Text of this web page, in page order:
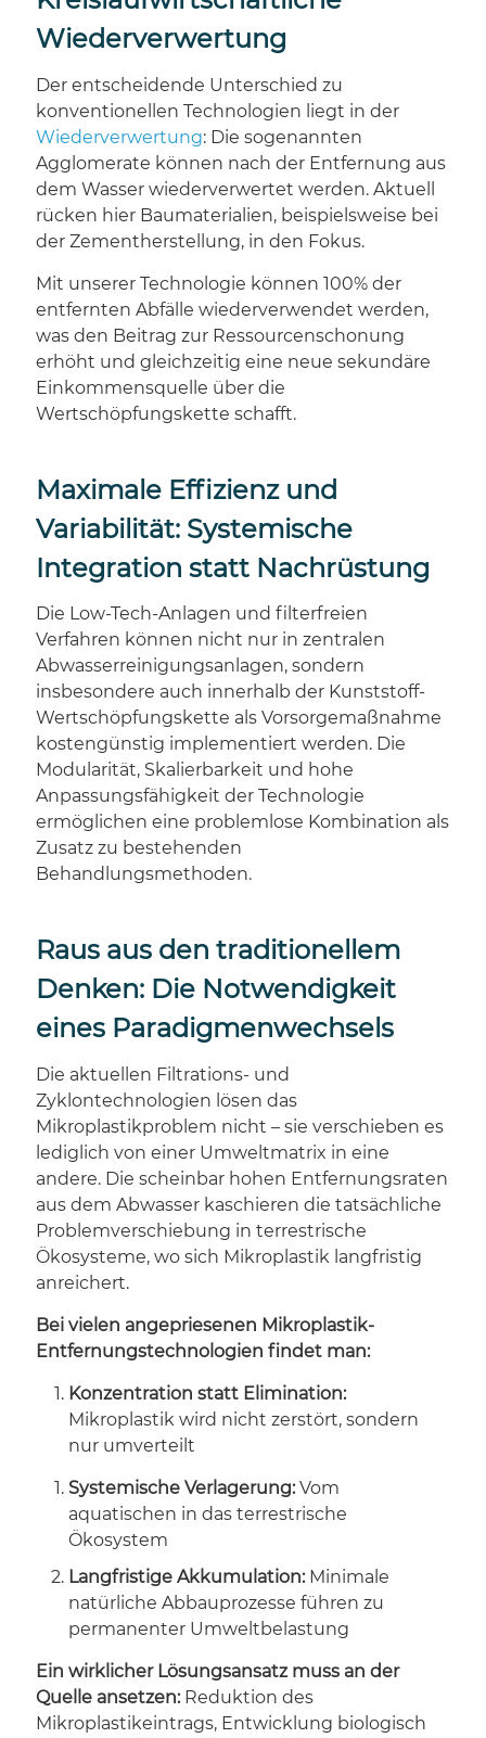
Wiederverwertung
Der entscheidende Unterschied zu
konventionellen Technologien liegt in der
Wiederverwertung: Die sogenannten
Agglomerate können nach der Entfernung aus
dem Wasser wiederverwertet werden. Aktuell
rücken hier Baumaterialien, beispielsweise bei
der Zementherstellung, in den Fokus.
Mit unserer Technologie können 100% der
entfernten Abfälle wiederverwendet werden,
was den Beitrag zur Ressourcenschonung
erhöht und gleichzeitig eine neue sekundäre
Einkommensquelle über die
Wertschöpfungskette schafft.
Maximale Effizienz und
Variabilität: Systemische
Integration statt Nachrüstung
Die Low-Tech-Anlagen und filterfreien
Verfahren können nicht nur in zentralen
Abwasserreinigungsanlagen, sondern
insbesondere auch innerhalb der Kunststoff-
Wertschöpfungskette als Vorsorgemaßnahme
kostengünstig implementiert werden. Die
Modularität, Skalierbarkeit und hohe
Anpassungsfähigkeit der Technologie
ermöglichen eine problemlose Kombination als
Zusatz zu bestehenden
Behandlungsmethoden.
Raus aus den traditionellem
Denken: Die Notwendigkeit
eines Paradigmenwechsels
Die aktuellen Filtrations- und
Zyklontechnologien lösen das
Mikroplastikproblem nicht – sie verschieben es
lediglich von einer Umweltmatrix in eine
andere. Die scheinbar hohen Entfernungsraten
aus dem Abwasser kaschieren die tatsächliche
Problemverschiebung in terrestrische
Ökosysteme, wo sich Mikroplastik langfristig
anreichert.
Bei vielen angepriesenen Mikroplastik-
Entfernungstechnologien findet man:
Konzentration statt Elimination:
Mikroplastik wird nicht zerstört, sondern
nur umverteilt
Systemische Verlagerung:Vom
aquatischen in das terrestrische
Ökosystem
Langfristige Akkumulation:Minimale
natürliche Abbauprozesse führen zu
permanenter Umweltbelastung
Ein wirklicher Lösungsansatz muss an der
Quelle ansetzen: Reduktion des
Mikroplastikeintrags, Entwicklung biologisch